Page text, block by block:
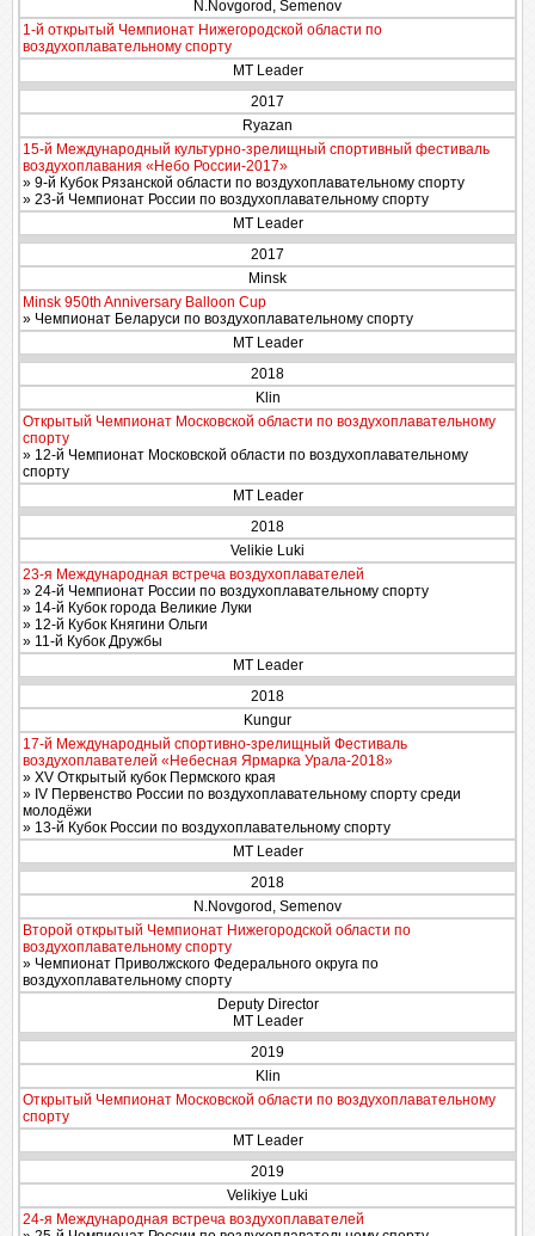
N.Novgorod, Semenov
1-й открытый Чемпионат Нижегородской области по
воздухоплавательному спорту
MT Leader
2017
Ryazan
15-й Международный культурно-зрелищный спортивный фестиваль
воздухоплавания «Небо России-2017»
» 9-й Кубок Рязанской области по воздухоплавательному спорту
» 23-й Чемпионат России по воздухоплавательному спорту
MT Leader
2017
Minsk
Minsk 950th Anniversary Balloon Cup
» Чемпионат Беларуси по воздухоплавательному спорту
MT Leader
2018
Klin
Открытый Чемпионат Московской области по воздухоплавательному
спорту
» 12-й Чемпионат Московской области по воздухоплавательному
спорту
MT Leader
2018
Velikie Luki
23-я Международная встреча воздухоплавателей
» 24-й Чемпионат России по воздухоплавательному спорту
» 14-й Кубок города Великие Луки
» 12-й Кубок Княгини Ольги
» 11-й Кубок Дружбы
MT Leader
2018
Kungur
17-й Международный спортивно-зрелищный Фестиваль
воздухоплавателей «Небесная Ярмарка Урала-2018»
» XV Открытый кубок Пермского края
» IV Первенство России по воздухоплавательному спорту среди
молодёжи
» 13-й Кубок России по воздухоплавательному спорту
MT Leader
2018
N.Novgorod, Semenov
Второй открытый Чемпионат Нижегородской области по
воздухоплавательному спорту
» Чемпионат Приволжского Федерального округа по
воздухоплавательному спорту
Deputy Director
MT Leader
2019
Klin
Открытый Чемпионат Московской области по воздухоплавательному
спорту
MT Leader
2019
Velikiye Luki
24-я Международная встреча воздухоплавателей